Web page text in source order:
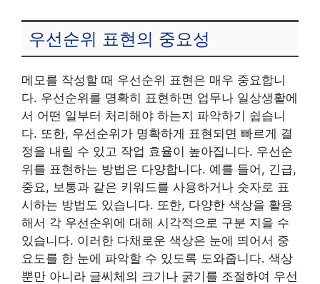
우선순위 표현의 중요성
메모를 작성할 때 우선순위 표현은 매우 중요합니
다. 우선순위를 명확히 표현하면 업무나 일상생활에
서 어떤 일부터 처리해야 하는지 파악하기 쉽습니
다. 또한, 우선순위가 명확하게 표현되면 빠르게 결
정을 내릴 수 있고 작업 효율이 높아집니다. 우선순
위를 표현하는 방법은 다양합니다. 예를 들어, 긴급,
중요, 보통과 같은 키워드를 사용하거나 숫자로 표
시하는 방법도 있습니다. 또한, 다양한 색상을 활용
해서 각 우선순위에 대해 시각적으로 구분 지을 수
있습니다. 이러한 다채로운 색상은 눈에 띄어서 중
요도를 한 눈에 파악할 수 있도록 도와줍니다. 색상
뿐만 아니라 글씨체의 크기나 굵기를 조절하여 우선